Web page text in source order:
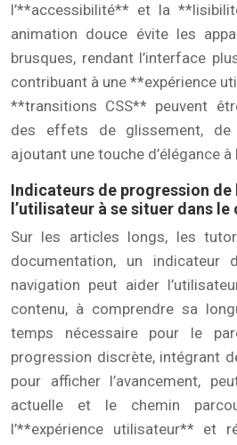
l’**accessibilité** et la
animation douce évite les
brusques, rendant l’interface
contribuant à une **expérience
**transitions CSS** peuvent
des effets de glissement,
ajoutant une touche d’élégance
Indicateurs de progression
l’utilisateur à se situer dans le
Sur les articles longs, les
documentation, un indicateur
navigation peut aider
contenu, à comprendre sa
temps nécessaire pour le
progression discrète, intégrant
pour afficher l’avancement,
actuelle et le chemin
l’**expérience utilisateur** et